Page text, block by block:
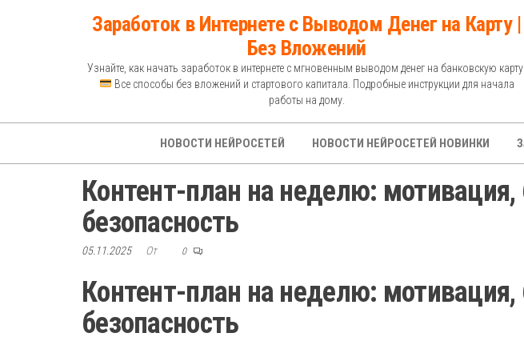
Заработок в Интернете с Выводом Денег на Карту |
Без Вложений
Узнайте, как начать заработок в интернете с мгновенным выводом денег на банковскую карту.
Все способы без вложений и стартового капитала. Подробные инструкции для начала
работы на дому.
НОВОСТИ НЕЙРОСЕТЕЙ НОВОСТИ НЕЙРОСЕТЕЙ НОВИНКИ
Контент-план на неделю: мотивация,
безопасность
05.11.2025 От 0
Контент-план на неделю: мотивация,
безопасность